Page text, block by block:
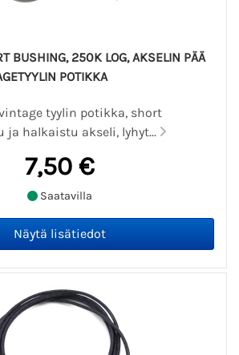
BUSHING, 250K LOG, AKSELIN PÄÄ
POTIKKA
vintage tyylin potikka, short
ja halkaistu akseli, lyhyt...
7,50 €
Saatavilla